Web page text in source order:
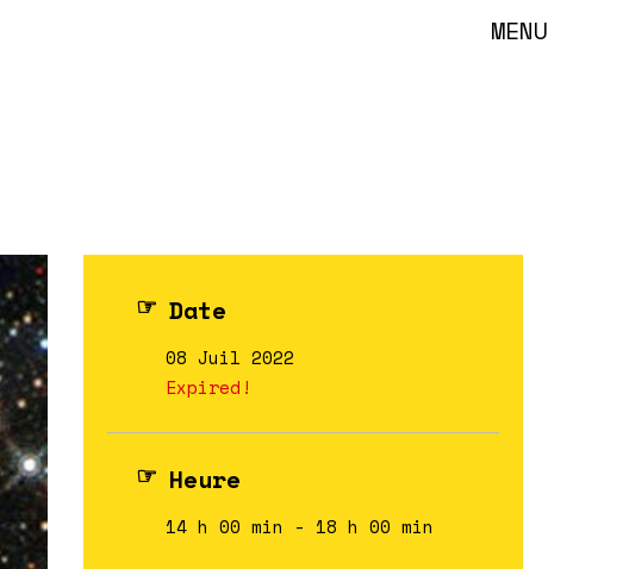
MENU
Date
08 Juil 2022
Expired!
Heure
14 h 00 min - 18 h 00 min